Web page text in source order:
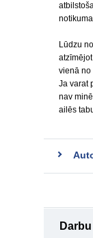
Lūdzu
vienā no
Ja varat
nav
ailēs